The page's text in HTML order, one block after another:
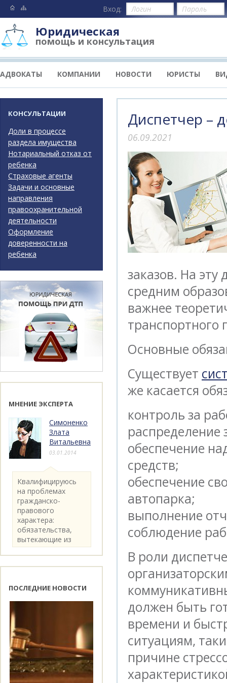
Вход:
Юридическая
помощь и консультация
АДВОКАТЫ КОМПАНИИ НОВОСТИ ЮРИСТЫ
Диспетчер –
06.09.2021
заказов. На
средним
важнее
транспортного
Основные
Существует
же касается
контроль за
распределение
обеспечение
средств;
обеспечение
автопарка;
выполнение
соблюдение
В роли
должен быть
времени и
ситуациям,
причине
КОНСУЛЬТАЦИИ
Доли в процессе
раздела имущества
Нотариальный отказ от
ребенка
Страховые агенты
Задачи и основные
направления
правоохранительной
деятельности
Оформление
доверенности на
ребенка
МНЕНИЕ ЭКСПЕРТА
Симоненко
Злата
Витальевна
03.01.2014
Квалифицируюсь
на проблемах
гражданско-
правового
характера:
обязательства,
вытекающие из
категории..
ПОСЛЕДНИЕ НОВОСТИ